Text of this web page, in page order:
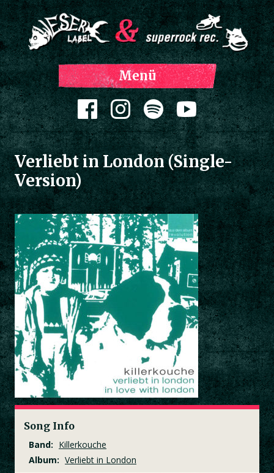
Menü
Zum Inhalt springen
Verliebt in London (Single-
Version)
Song Info
Band: Killerkouche
Album: Verliebt in London